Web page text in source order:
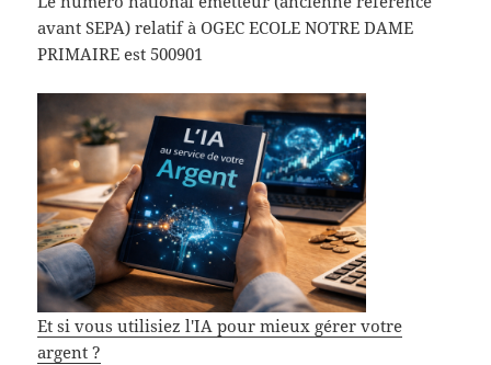
avant SEPA) relatif à OGEC ECOLE NOTRE DAME
PRIMAIRE est 500901
Et si vous utilisiez l'IA pour mieux gérer votre
argent ?